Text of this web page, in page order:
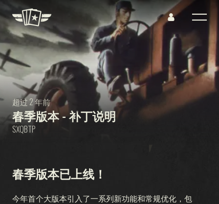
春季版本 - 补丁说明
超过 2 年前
SXQBTP
春季版本已上线！
今年首个大版本引入了一系列新功能和常规优化，包